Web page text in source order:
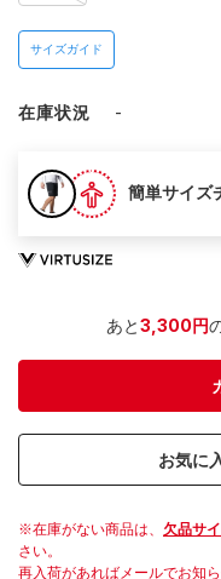
サイズガイド
在庫状況 -
簡単サイズ
あと3,300円
お気に
在庫がない商品は、 欠品サ
さい。
再入荷があればメールでお知ら